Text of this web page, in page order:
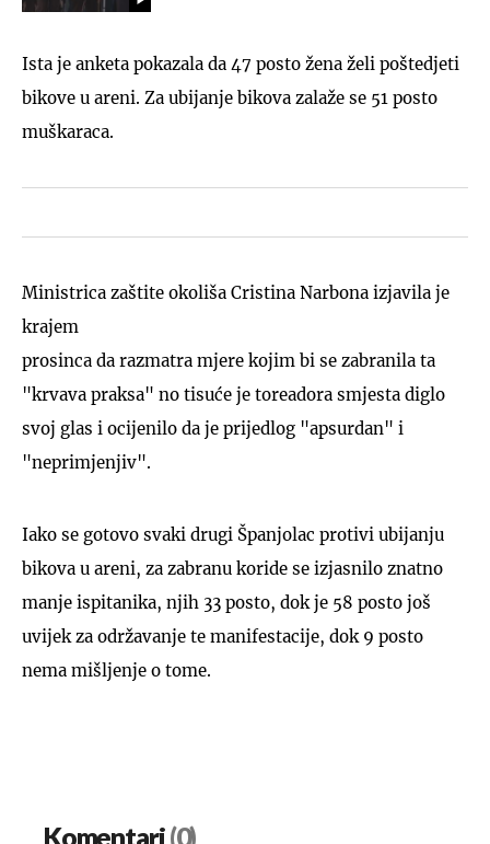
Ista je anketa pokazala da 47 posto žena želi poštedjeti
bikove u areni. Za ubijanje bikova zalaže se 51 posto
muškaraca.
Ministrica zaštite okoliša Cristina Narbona izjavila je
krajem
prosinca da razmatra mjere kojim bi se zabranila ta
"krvava praksa" no tisuće je toreadora smjesta diglo
svoj glas i ocijenilo da je prijedlog "apsurdan" i
"neprimjenjiv".
Iako se gotovo svaki drugi Španjolac protivi ubijanju
bikova u areni, za zabranu koride se izjasnilo znatno
manje ispitanika, njih 33 posto, dok je 58 posto još
uvijek za održavanje te manifestacije, dok 9 posto
nema mišljenje o tome.